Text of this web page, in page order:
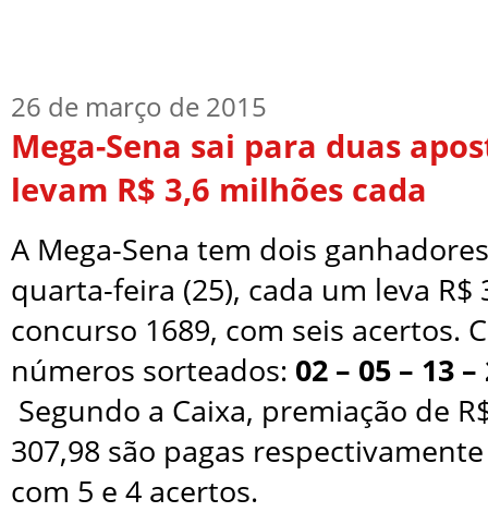
26 de março de 2015
Mega-Sena sai para duas
levam R$ 3,6 milhões cada
A Mega-Sena tem dois
quarta-feira (25), cada um leva R$
concurso 1689, com seis acertos.
números sorteados: 02 – 05 – 13
Segundo a Caixa, premiação de
307,98 são pagas
com 5 e 4 acertos.